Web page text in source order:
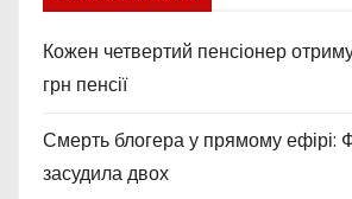
Кожен четвертий пенсіонер
грн пенсії
Смерть блогера у прямому ефірі:
засудила двох